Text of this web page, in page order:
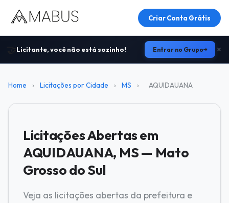
Criar Conta Grátis
Licitante, você não está sozinho! Entrar no Grupo
Home › Licitações por Cidade › MS › AQUIDAUANA
Licitações Abertas em
AQUIDAUANA, MS — Mato
Grosso do Sul
Veja as licitações abertas da prefeitura e